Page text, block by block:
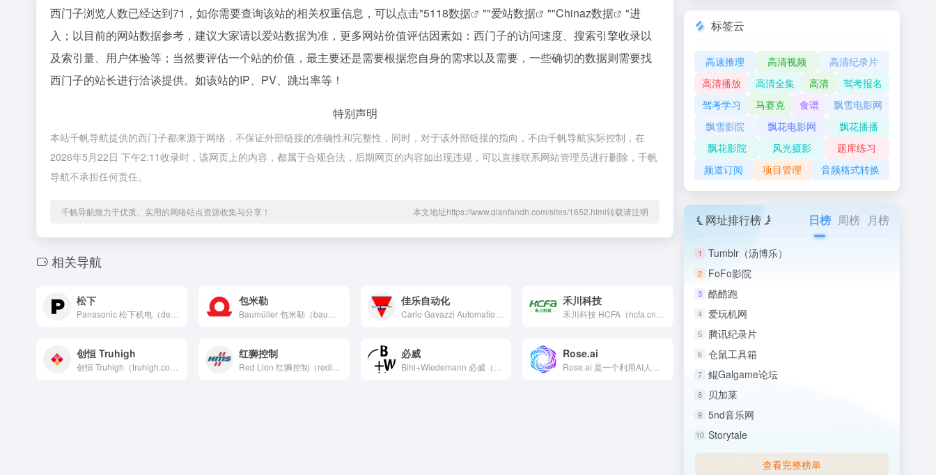
西门子浏览人数已经达到71，如你需要查询该站的相关权重信息，可以点击"5118数据 ""爱站数据 ""Chinaz数据
"进
入；以目前的网站数据参考，建议大家请以爱站数据为准，更多网站价值评估因素如：西门子的访问速度、搜索引擎收录以
及索引量、用户体验等；当然要评估一个站的价值，最主要还是需要根据您自身的需求以及需要，一些确切的数据则需要找
西门子的站长进行洽谈提供。如该站的IP、PV、跳出率等！
特别声明
本站千帆导航提供的西门子都来源于网络，不保证外部链接的准确性和完整性，同时，对于该外部链接的指向，不由千帆导航实际控制，在
2026年5月22日 下午2:11收录时，该网页上的内容，都属于合规合法，后期网页的内容如出现违规，可以直接联系网站管理员进行删除，千帆
导航不承担任何责任。
千帆导航致力于优质、实用的网络站点资源收集与分享！ 本文地址https://www.qianfandh.com/sites/1652.html转载请注明
相关导航
松下 包米勒 佳乐自动化 禾川科技
创恒 Truhigh 红狮控制 必威 Rose.ai
标签云
高速推理 高清视频
高清纪录片
高清播放
高清全集 高清
驾考报名
驾考学习
马赛克 食谱
飘雪电影网
飘雪影院
飘花电影网
飘花播播
飘花影院
风光摄影
题库练习
频道订阅
项目管理 音频格式转换
网址排行榜 日榜 周榜 月榜
1 Tumblr（汤博乐）
2 FoFo影院
3 酷酷跑
4 爱玩机网
5 腾讯纪录片
6 仓鼠工具箱
7 鲲Galgame论坛
8 贝加莱
9 5nd音乐网
10 Storytale
查看完整榜单